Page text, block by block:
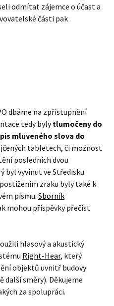
odmítat zájemce o účast a
části pak
dbáme na zpřístupnění
tedy bylytlumočeny do
mluveného slova do
tabletech, či možnost
posledních dvou
byl vyvinut ve Středisku
zraku byly také k
písmu.Sborník
mohou příspěvky přečíst
hlasový a akustický
Right-Hear, který
objektů uvnitř budovy
další směry). Děkujeme
za spolupráci.